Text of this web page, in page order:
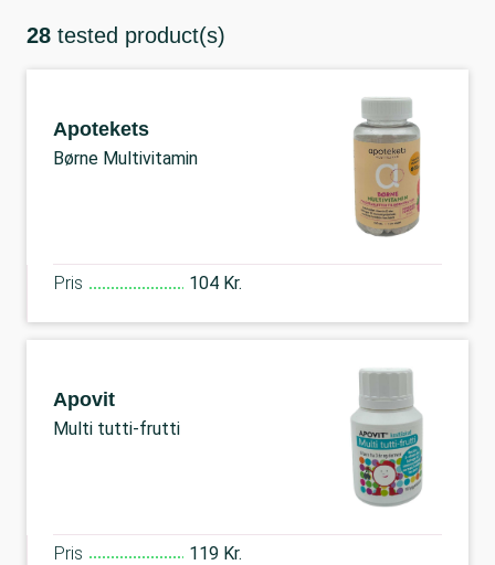
28 tested product(s)
Apotekets
Børne Multivitamin
Pris 104 Kr.
Apovit
Multi tutti-frutti
Pris 119 Kr.